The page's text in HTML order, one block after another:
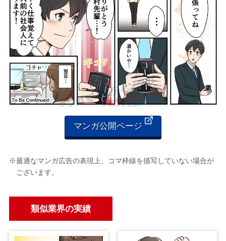
マンガ公開ページ
※最適なマンガ広告の表現上、コマ枠線を描写していない場合が
ございます。
類似業界の実績